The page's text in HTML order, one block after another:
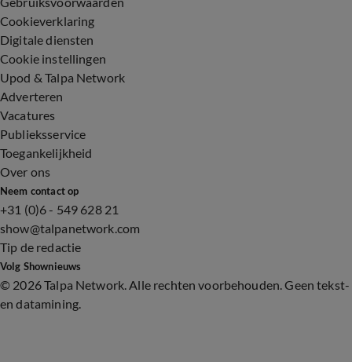
Cookieverklaring
Digitale diensten
Cookie instellingen
Upod & Talpa Network
Adverteren
Vacatures
Publieksservice
Toegankelijkheid
Over ons
Neem contact op
+31 (0)6 - 549 628 21
show@talpanetwork.com
Tip de redactie
Volg Shownieuws
© 2026 Talpa Network. Alle rechten voorbehouden. Geen tekst-
en datamining.